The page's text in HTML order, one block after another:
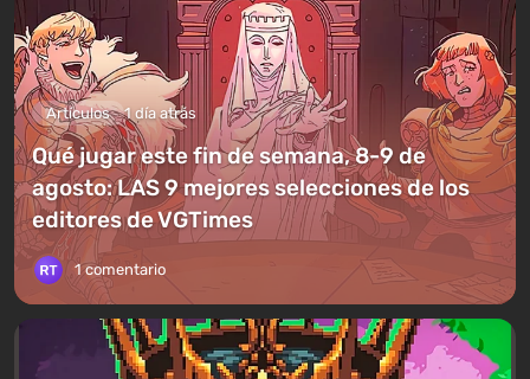
Artículos 1 día atrás
Qué jugar este fin de semana, 8-9 de
agosto: LAS 9 mejores selecciones de los
editores de VGTimes
1 comentario